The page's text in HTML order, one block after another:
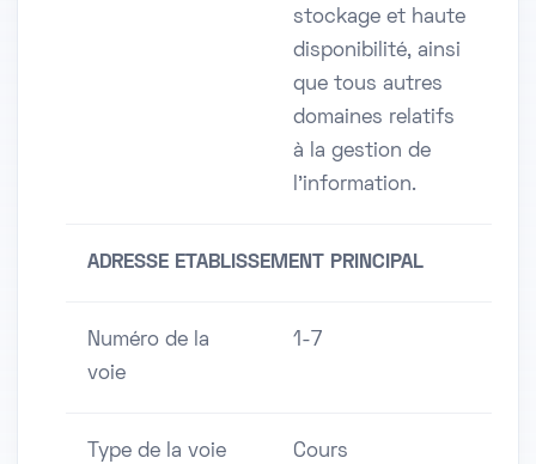
stockage et haute
disponibilité, ainsi
que tous autres
domaines relatifs
à la gestion de
l'information.
ADRESSE ETABLISSEMENT PRINCIPAL
Numéro de la
voie
1-7
Type de la voie Cours